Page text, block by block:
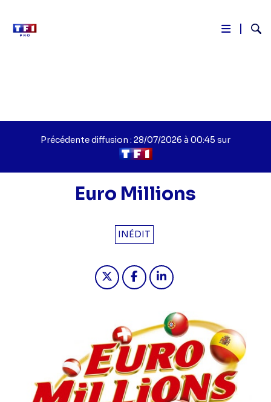
Précédente diffusion : 28/07/2026 à 00:45 sur
Euro Millions
INÉDIT
Partager "Euro Millions - Euro
Partager "Euro Millions -